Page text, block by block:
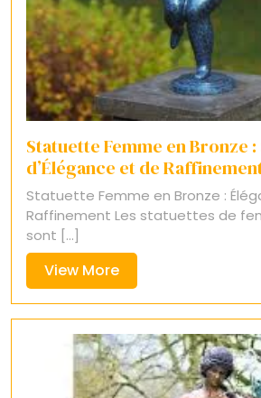
Statuette Femme en Bronze
d’Élégance et de
Statuette Femme en Bronze :
Raffinement Les statuettes de
sont [...]
View MoreView
More